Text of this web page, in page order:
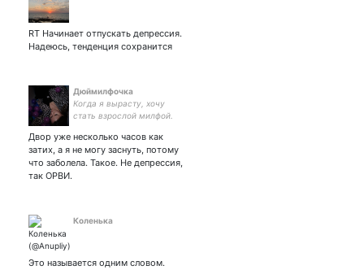
RT Начинает отпускать депрессия.
Надеюсь, тенденция сохранится
Дюймилфочка
Когда я вырасту, хочу
стать взрослой милфой.
английского языка,
лингвист с недописанной
кандидатской по Джойсу.
Двор уже несколько часов как
затих, а я не могу заснуть, потому
что заболела. Такое. Не депрессия,
так ОРВИ.
Коленька
Это называется одним словом.